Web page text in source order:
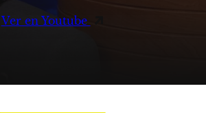
Ver en Youtube